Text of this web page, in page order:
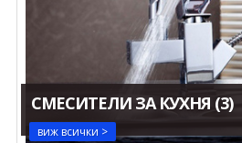
СМЕСИТЕЛИ ЗА КУХНЯ (3)
виж всички >